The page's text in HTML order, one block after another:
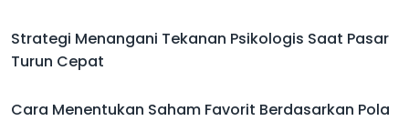
Strategi Menangani Tekanan Psikologis Saat Pasar
Turun Cepat
Cara Menentukan Saham Favorit Berdasarkan Pola